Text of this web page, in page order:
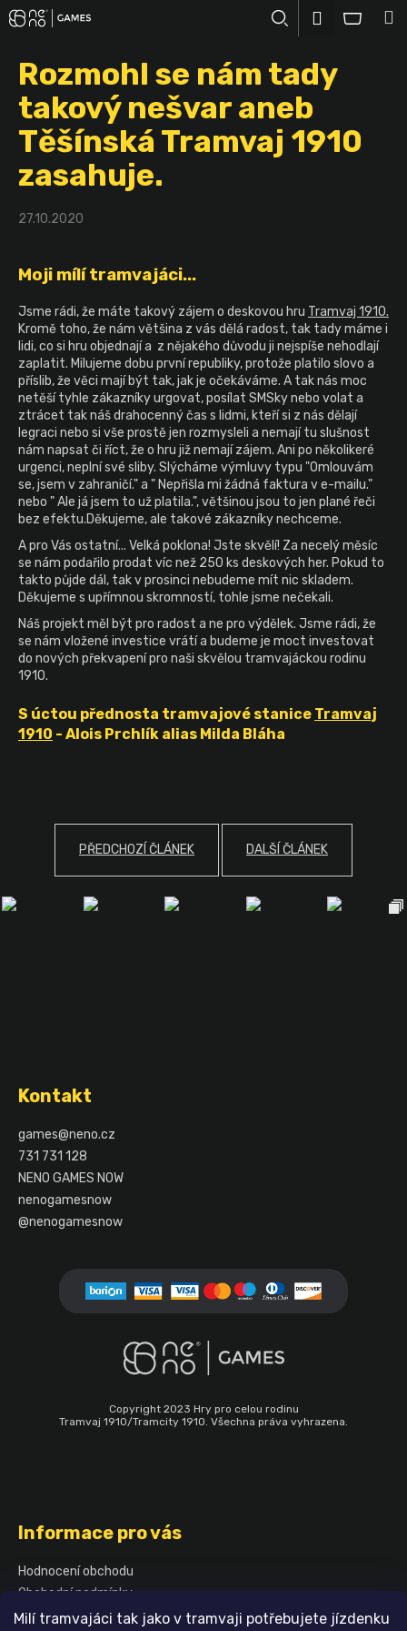
Milí tramvajáci tak jako v tramvaji potřebujete jízdenku
Přejít
na
Hledat
Přihlášení
Rozmohl se nám tady
takový nešvar aneb
Těšínská Tramvaj 1910
zasahuje.
27.10.2020
Moji mílí tramvajáci...
Jsme rádi, že máte takový zájem o deskovou hru Tramvaj 1910.
Kromě toho, že nám většina z vás dělá radost, tak tady máme i
lidi, co si hru objednají a z nějakého důvodu ji nejspíše nehodlají
zaplatit. Milujeme dobu první republiky, protože platilo slovo a
příslib, že věci mají být tak, jak je očekáváme. A tak nás moc
netěší tyhle zákazníky urgovat, posílat SMSky nebo volat a
ztrácet tak náš drahocenný čas s lidmi, kteří si z nás dělají
legraci nebo si vše prostě jen rozmysleli a nemají tu slušnost
nám napsat či říct, že o hru již nemají zájem. Ani po několikeré
urgenci, neplní své sliby. Slýcháme výmluvy typu "Omlouvám
se, jsem v zahraničí." a " Nepřišla mi žádná faktura v e-mailu."
nebo " Ale já jsem to už platila.", většinou jsou to jen plané řeči
bez efektu.Děkujeme, ale takové zákazníky nechceme.
A pro Vás ostatní... Velká poklona! Jste skvělí! Za necelý měsíc
se nám podařilo prodat víc než 250 ks deskových her. Pokud to
takto půjde dál, tak v prosinci nebudeme mít nic skladem.
Děkujeme s upřímnou skromností, tohle jsme nečekali.
Náš projekt měl být pro radost a ne pro výdělek. Jsme rádi, že
se nám vložené investice vrátí a budeme je moct investovat
do nových překvapení pro naši skvělou tramvajáckou rodinu
1910.
S úctou přednosta tramvajové stanice Tramvaj
1910 - Alois Prchlík alias Milda Bláha
PŘEDCHOZÍ ČLÁNEK DALŠÍ ČLÁNEK
K
o
C
o
p
o
ř
b
j
e
t
e
n
a
j
í
t
?
HLEDAT
Kontakt
games@neno.cz
731 731 128
NENO GAMES NOW
nenogamesnow
@nenogamesnow
Copyright 2023 Hry pro celou rodinu
Tramvaj 1910/Tramcity 1910. Všechna práva vyhrazena.
Informace pro vás
Hodnocení obchodu
Obchodní podmínky
Podmínky ochrany osobních údajů